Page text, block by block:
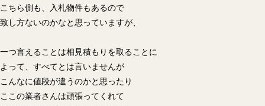
こちら側も、入札物件もあるので
致し方ないのかなと思っていますが、
一つ言えることは相見積もりを取ることに
よって、すべてとは言いませんが
こんなに値段が違うのかと思ったり
ここの業者さんは頑張ってくれて